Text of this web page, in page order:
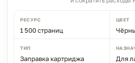
РЕСУРС
1 500 страниц
ЦВЕТ
ТИП
Заправка картриджа Для